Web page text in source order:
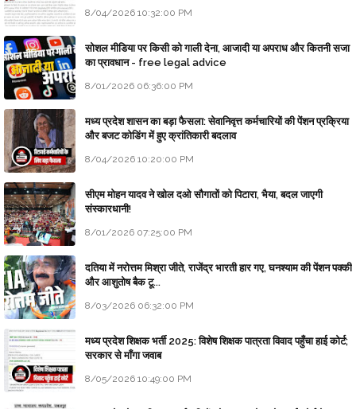
8/04/2026 10:32:00 PM
सोशल मीडिया पर किसी को गाली देना, आजादी या अपराध और कितनी सजा
का प्रावधान - free legal advice
8/01/2026 06:36:00 PM
मध्य प्रदेश शासन का बड़ा फैसला: सेवानिवृत्त कर्मचारियों की पेंशन प्रक्रिया
और बजट कोडिंग में हुए क्रांतिकारी बदलाव
8/04/2026 10:20:00 PM
सीएम मोहन यादव ने खोल दओ सौगातों को पिटारा, भैया, बदल जाएगी
संस्कारधानी!
8/01/2026 07:25:00 PM
दतिया में नरोत्तम मिश्रा जीते, राजेंद्र भारती हार गए, घनश्याम की पेंशन पक्की
और आशुतोष बैक टू...
8/03/2026 06:32:00 PM
मध्य प्रदेश शिक्षक भर्ती 2025: विशेष शिक्षक पात्रता विवाद पहुँचा हाई कोर्ट;
सरकार से माँगा जवाब
8/05/2026 10:49:00 PM